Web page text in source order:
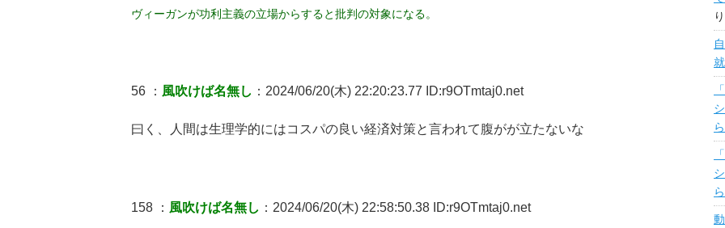
ヴィーガンが功利主義の立場からすると批判の対象になる。
56 ： 風吹けば名無し ：2024/06/20(木) 22:20:23.77 ID:r9OTmtaj0.net
曰く、人間は生理学的にはコスパの良い経済対策と言われて腹がが立たないな
158 ： 風吹けば名無し ：2024/06/20(木) 22:58:50.38 ID:r9OTmtaj0.net
り